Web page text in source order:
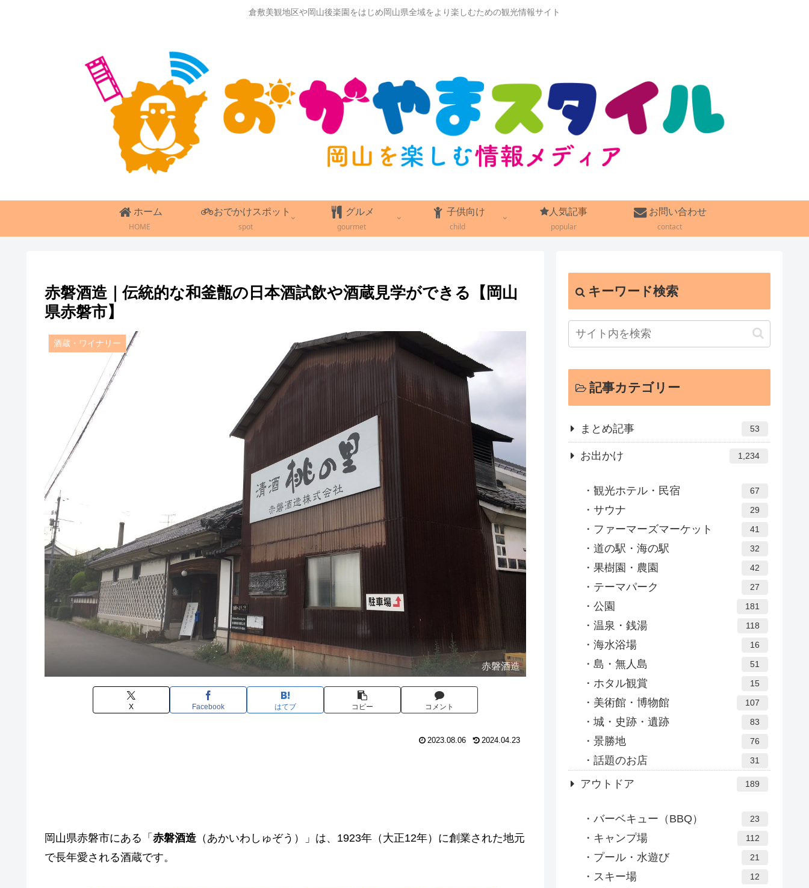
倉敷美観地区や岡山後楽園をはじめ岡山県全域をより楽しむための観光情報サイト
ホーム
HOME
おでかけスポット
spot
グルメ
gourmet
子供向け
child
人気記事
popular
お問い合わせ
contact
赤磐酒造｜伝統的な和釜甑の日本酒試飲や酒蔵見学ができる【岡山
県赤磐市】
酒蔵・ワイナリー
赤磐酒造
X Facebook はてブ コピー コメント
2023.08.06 2024.04.23
岡山県赤磐市にある「 赤磐酒造 （あかいわしゅぞう）」は、1923年（大正12年）に創業された地元
で長年愛される酒蔵です。
キーワード検索
記事カテゴリー
まとめ記事 53
お出かけ 1,234
観光ホテル・民宿 67
サウナ 29
ファーマーズマーケット 41
道の駅・海の駅 32
果樹園・農園 42
テーマパーク 27
公園 181
温泉・銭湯 118
海水浴場 16
島・無人島 51
ホタル観賞 15
美術館・博物館 107
城・史跡・遺跡 83
景勝地 76
話題のお店 31
アウトドア 189
バーベキュー（BBQ） 23
キャンプ場 112
プール・水遊び 21
スキー場 12